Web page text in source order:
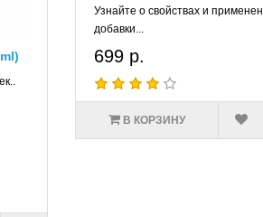
задача этих веществ заключается в
и поддержанию электролитного и водного
теряет очень много воды, и развивается
баланс жидкости. Факторами проявлениями
нарушения со стороны сердечно-
Узнайте о свойствах и
добавки...
699 р.
В КОРЗИНУ